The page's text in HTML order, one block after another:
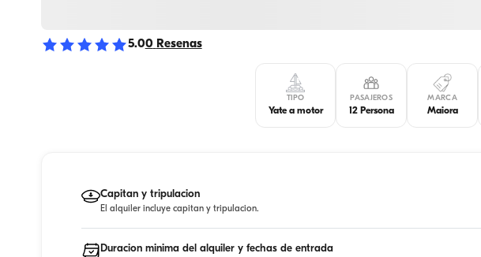
5.00 Resenas
TIPO
Yate a motor
PASAJEROS
12 Persona
MARCA
Maiora
Capitan y tripulacion
El alquiler incluye capitan y tripulacion.
Duracion minima del alquiler y fechas de entrada